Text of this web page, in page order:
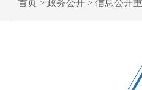
首页 > 政务公开 > 信息公开